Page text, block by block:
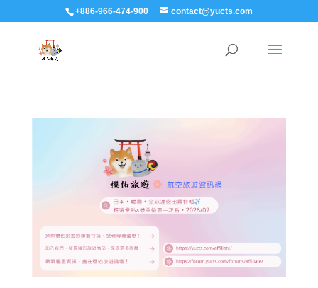
+886-966-474-900 contact@yucts.com